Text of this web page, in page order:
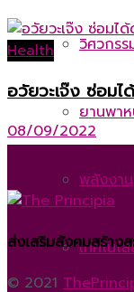
วิศวกรร
ยานพาห
พลังงาน
เทคโนโ
Health
อวัยวะเจ๊ง ซ่อมไ
08/09/2022
ส่งเสริมสังคมสร้าง
© 2021